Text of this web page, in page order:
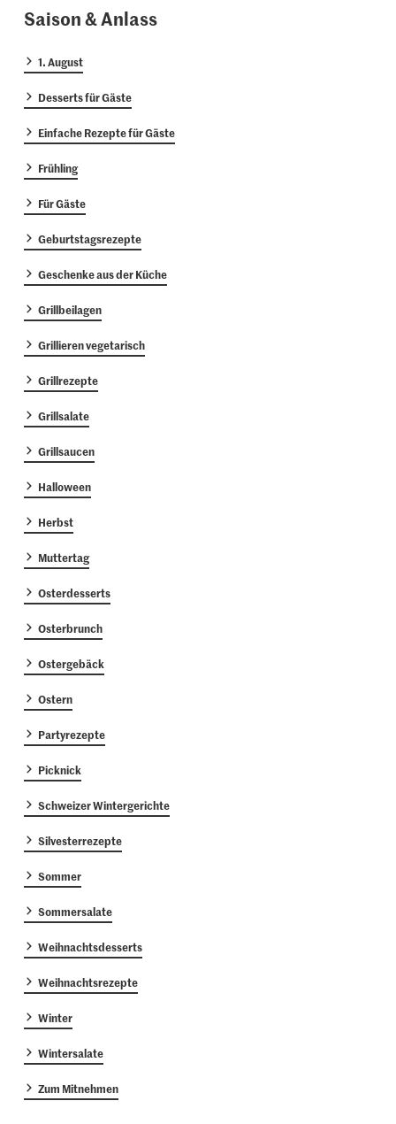
Saison & Anlass
1. August
Desserts für Gäste
Einfache Rezepte für Gäste
Frühling
Für Gäste
Geburtstagsrezepte
Geschenke aus der Küche
Grillbeilagen
Grillieren vegetarisch
Grillrezepte
Grillsalate
Grillsaucen
Halloween
Herbst
Muttertag
Osterdesserts
Osterbrunch
Ostergebäck
Ostern
Partyrezepte
Picknick
Schweizer Wintergerichte
Silvesterrezepte
Sommer
Sommersalate
Weihnachtsdesserts
Weihnachtsrezepte
Winter
Wintersalate
Zum Mitnehmen